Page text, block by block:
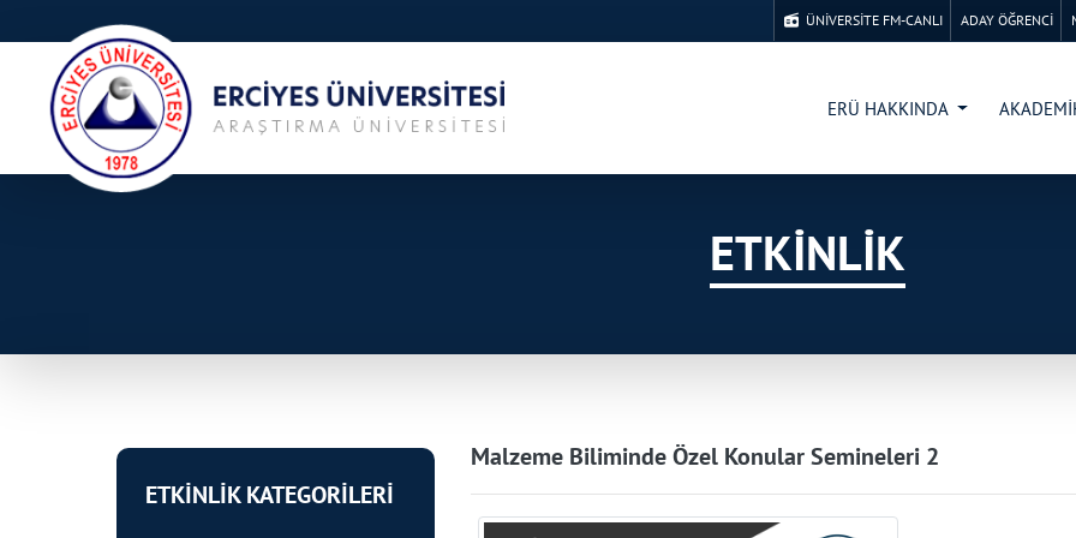
ÜNİVERSİTE FM-CANLI ADAY ÖĞRENCİ
ERÜ HAKKINDA
ETKİNLİK
ETKİNLİK KATEGORİLERİ
Malzeme Biliminde Özel Konular Semineleri 2